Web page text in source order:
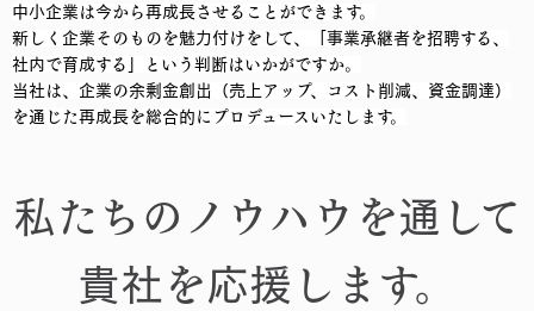
中小企業は今から再成長させることができます。
新しく企業そのものを魅力付けをして、「事業承継者を招聘する、
社内で育成する」という判断はいかがですか。
当社は、企業の余剰金創出（売上アップ、コスト削減、資金調達）
を通じた再成長を総合的にプロデュースいたします。
私たちのノウハウを通して
貴社を応援します。